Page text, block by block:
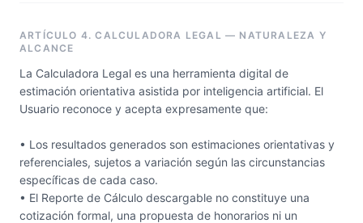
ARTÍCULO 4. CALCULADORA LEGAL — NATURALEZA Y
ALCANCE
La Calculadora Legal es una herramienta digital de
estimación orientativa asistida por inteligencia artificial. El
Usuario reconoce y acepta expresamente que:
• Los resultados generados son estimaciones orientativas y
referenciales, sujetos a variación según las circunstancias
específicas de cada caso.
• El Reporte de Cálculo descargable no constituye una
cotización formal, una propuesta de honorarios ni un